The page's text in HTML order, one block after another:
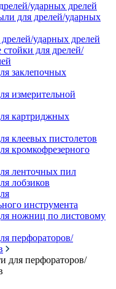
ударных дрелей
для дрелей/ударных
ударных дрелей
для дрелей/
заклепочных
измерительной
картриджных
клеевых пистолетов
кромкофрезерного
ленточных пил
лобзиков
инструмента
ножниц по листовому
перфораторов/
для перфораторов/